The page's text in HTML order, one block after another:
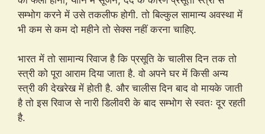
सम्भोग करने में उसे तकलीफ होगी. तो बिल्कुल सामान्य अवस्था में
भी कम से कम दो महीने तो सेक्स नहीं करना चाहिए.
भारत में तो सामान्य रिवाज है कि प्रसूति के चालीस दिन तक तो
स्त्री को पूरा आराम दिया जाता है. वो अपने घर में किसी अन्य
स्त्री की देखरेख में होती है. और चालीस दिन बाद वो मायके जाती
है तो इस रिवाज से नारी डिलीवरी के बाद सम्भोग से स्वतः दूर रहती
है.